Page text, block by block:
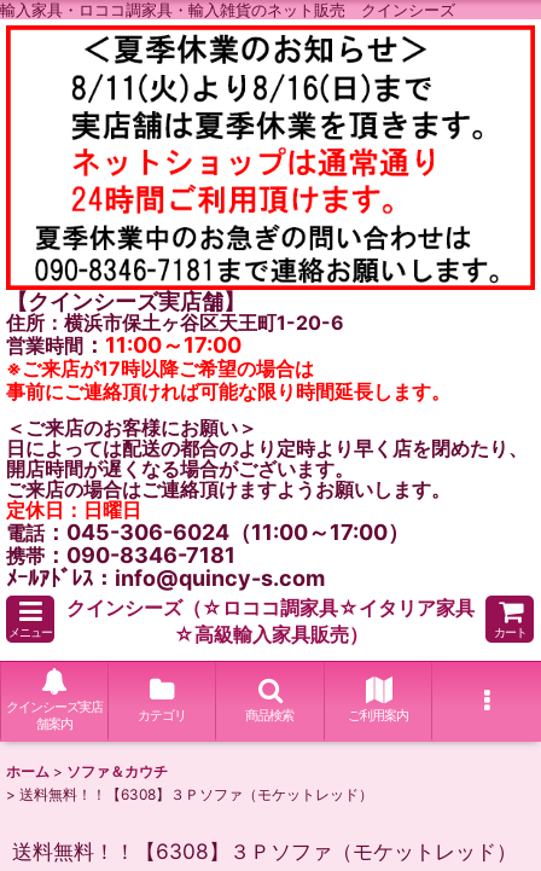
輸入家具・ロココ調家具・輸入雑貨のネット販売 クインシーズ
【クインシーズ実店舗】
住所：横浜市保土ヶ谷区天王町1-20-6
営業時間 ： 11:00～17:00
※ご来店が17時以降ご希望の場合は
事前にご連絡頂ければ可能な限り時間延長します。
＜ご来店のお客様にお願い＞
日によっては配送の都合のより定時より早く店を閉めたり、
開店時間が遅くなる場合がございます。
ご来店の場合はご連絡頂けますようお願いします。
定休日：日曜日
電話：045-306-6024（11:00～17:00）
携帯 ：090-8346-7181
ﾒｰﾙｱﾄﾞﾚｽ：info@quincy-s.com
メニュー
クインシーズ（☆ロココ調家具☆イタリア家具
☆高級輸入家具販売）
カート
クインシーズ実店
舗案内
カテゴリ 商品検索 ご利用案内
ホーム > ソファ＆カウチ
> 送料無料！！【6308】３Ｐソファ（モケットレッド）
送料無料！！【6308】３Ｐソファ（モケットレッド）